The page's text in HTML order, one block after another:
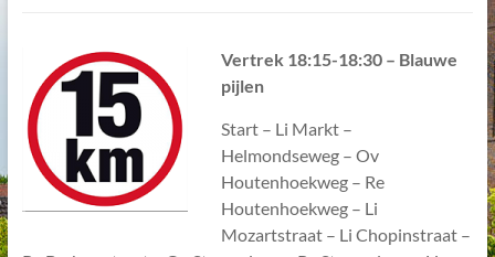
Vertrek 18:15-18:30 – Blauwe
pijlen
Start – Li Markt –
Helmondseweg – Ov
Houtenhoekweg – Re
Houtenhoekweg – Li
Mozartstraat – Li Chopinstraat –